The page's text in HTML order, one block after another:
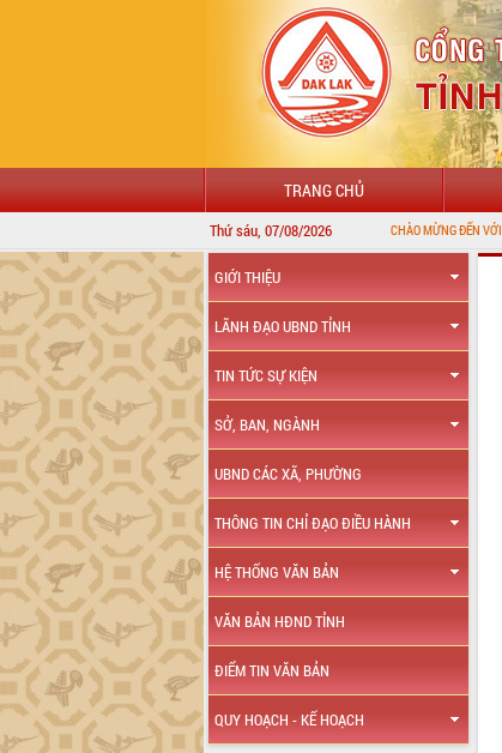
TRANG CHỦ
Thứ sáu, 07/08/2026
GIỚI THIỆU
LÃNH ĐẠO UBND TỈNH
TIN TỨC SỰ KIỆN
SỞ, BAN, NGÀNH
UBND CÁC XÃ, PHƯỜNG
THÔNG TIN CHỈ ĐẠO ĐIỀU HÀNH
HỆ THỐNG VĂN BẢN
VĂN BẢN HĐND TỈNH
ĐIỂM TIN VĂN BẢN
QUY HOẠCH - KẾ HOẠCH